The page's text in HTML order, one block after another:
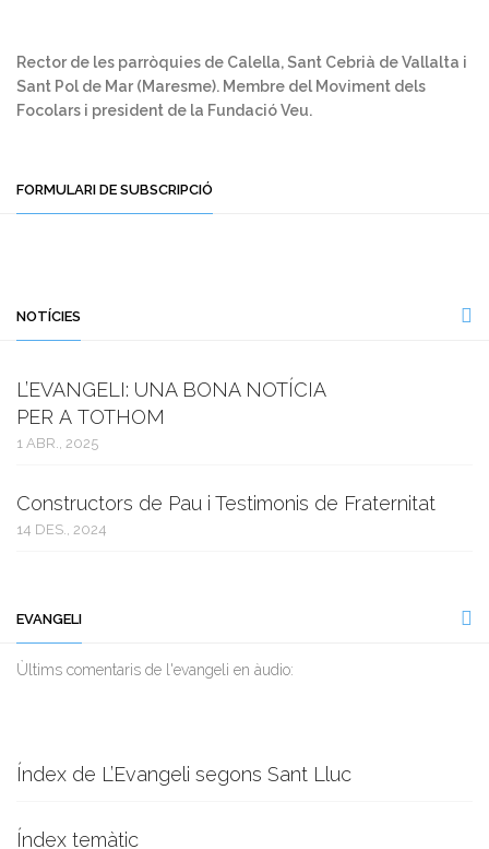
Rector de les parròquies de Calella, Sant Cebrià de Vallalta i
Sant Pol de Mar (Maresme). Membre del Moviment dels
Focolars i president de la Fundació Veu.
FORMULARI DE SUBSCRIPCIÓ
NOTÍCIES
L’EVANGELI: UNA BONA NOTÍCIA
PER A TOTHOM
1 ABR., 2025
Constructors de Pau i Testimonis de Fraternitat
14 DES., 2024
EVANGELI
Ùltims comentaris de l'evangeli en àudio:
Índex de L’Evangeli segons Sant Lluc
Índex temàtic